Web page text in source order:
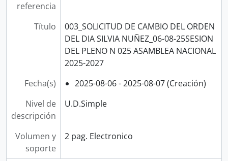
referencia
Título
003_SOLICITUD DE CAMBIO DEL ORDEN
DEL DIA SILVIA NUÑEZ_06-08-25SESION
DEL PLENO N 025 ASAMBLEA NACIONAL
2025-2027
Fecha(s)
2025-08-06 - 2025-08-07 (Creación)
Nivel de
descripción
U.D.Simple
Volumen y
soporte
2 pag. Electronico